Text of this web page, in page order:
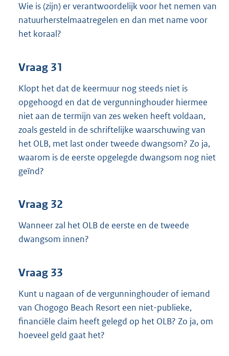
Wie is (zijn) er verantwoordelijk voor het nemen van
natuurherstelmaatregelen en dan met name voor
het koraal?
Vraag 31
Klopt het dat de keermuur nog steeds niet is
opgehoogd en dat de vergunninghouder hiermee
niet aan de termijn van zes weken heeft voldaan,
zoals gesteld in de schriftelijke waarschuwing van
het OLB, met last onder tweede dwangsom? Zo ja,
waarom is de eerste opgelegde dwangsom nog niet
geïnd?
Vraag 32
Wanneer zal het OLB de eerste en de tweede
dwangsom innen?
Vraag 33
Kunt u nagaan of de vergunninghouder of iemand
van Chogogo Beach Resort een niet-publieke,
financiële claim heeft gelegd op het OLB? Zo ja, om
hoeveel geld gaat het?